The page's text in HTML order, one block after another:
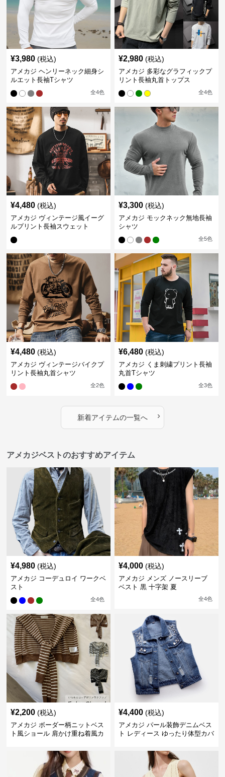
¥3,980 (税込)
アメカジ ヘンリーネック細身シ
ルエット長袖Tシャツ
全4色
¥2,980 (税込)
アメカジ 多彩なグラフィックプ
リント長袖丸首トップス
全4色
¥4,480 (税込)
アメカジ ヴィンテージ風イーグ
ルプリント長袖スウェット
¥3,300 (税込)
アメカジ モックネック無地長袖
シャツ
全5色
¥4,480 (税込)
アメカジ ヴィンテージバイクプ
リント長袖丸首シャツ
全2色
¥6,480 (税込)
アメカジ くま刺繍プリント長袖
丸首Tシャツ
全3色
新着アイテムの一覧へ ›
アメカジベストのおすすめアイテム
¥4,980 (税込)
アメカジ コーデュロイ ワークベ
スト
全4色
¥4,000 (税込)
アメカジ メンズ ノースリーブ
ベスト 黒 十字架 夏
全4色
¥2,200 (税込)
アメカジ ボーダー柄ニットベス
ト風ショール 肩かけ重ね着風カ
¥4,400 (税込)
アメカジ パール装飾デニムベス
ト レディース ゆったり体型カバ